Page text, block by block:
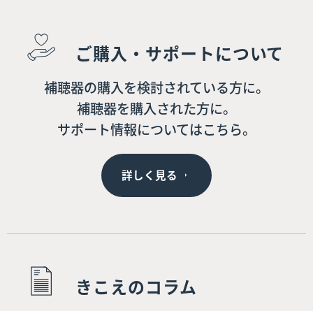
ご購入・サポートについて
補聴器の購入を検討されている方に。
補聴器を購入された方に。
サポート情報についてはこちら。
詳しく見る
きこえのコラム